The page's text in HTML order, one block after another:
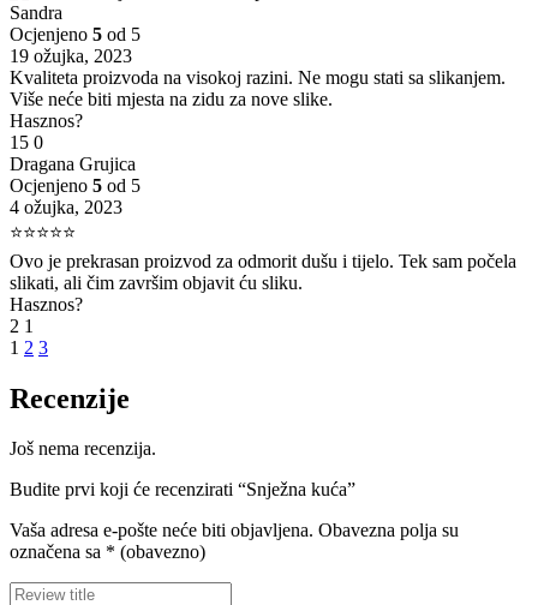
Sandra
Ocjenjeno 5 od 5
19 ožujka, 2023
Kvaliteta proizvoda na visokoj razini. Ne mogu stati sa slikanjem.
Više neće biti mjesta na zidu za nove slike.
Hasznos?
15 0
Dragana Grujica
Ocjenjeno 5 od 5
4 ožujka, 2023
⭐⭐⭐⭐⭐
Ovo je prekrasan proizvod za odmorit dušu i tijelo. Tek sam počela
slikati, ali čim završim objavit ću sliku.
Hasznos?
2 1
1 2 3
Recenzije
Još nema recenzija.
Budite prvi koji će recenzirati “Snježna kuća”
Vaša adresa e-pošte neće biti objavljena. Obavezna polja su
označena sa * (obavezno)